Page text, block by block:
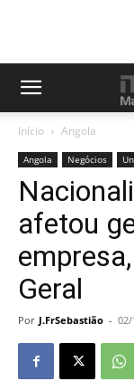
Início Angola
Angola Negócios
afetou
Geral
Por J.FrSebastião - 02/